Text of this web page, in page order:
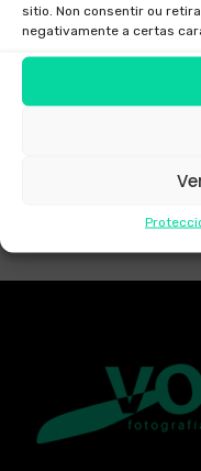
sitio. Non consentir ou
negativamente a certas